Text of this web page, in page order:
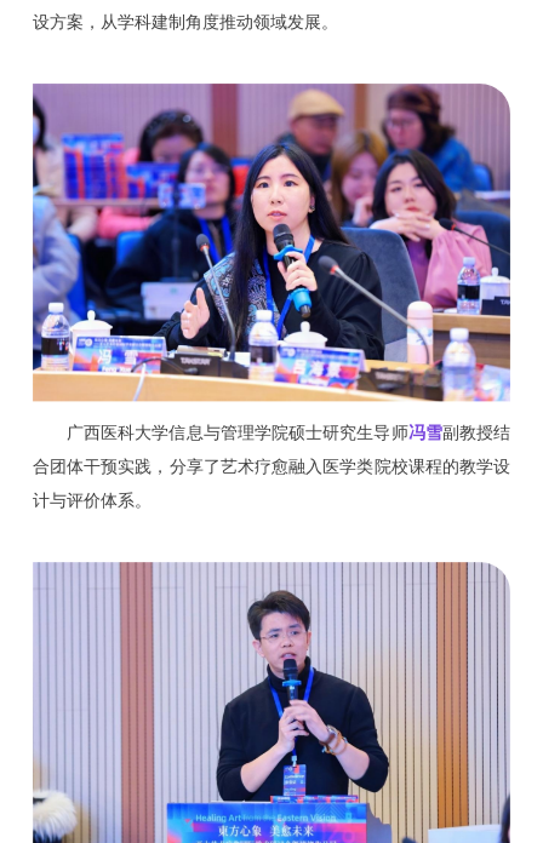
设方案，从学科建制角度推动领域发展。
广西医科大学信息与管理学院硕士研究生导师冯雪副教授结
合团体干预实践，分享了艺术疗愈融入医学类院校课程的教学设
计与评价体系。